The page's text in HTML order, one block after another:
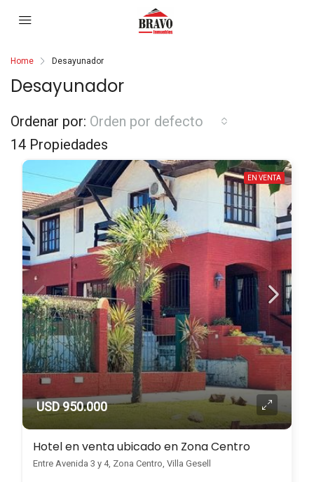
Home Desayunador
Desayunador
14 Propiedades
Ordenar por: Orden por defecto
EN VENTA
USD 950.000
Hotel en venta ubicado en Zona Centro
Entre Avenida 3 y 4, Zona Centro, Villa Gesell